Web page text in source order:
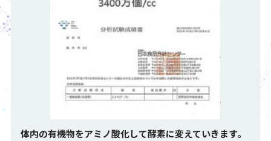
体内の有機物をアミノ酸化して酵素に変えていきます。